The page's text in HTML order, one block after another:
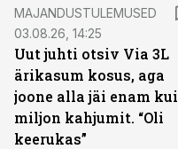
MAJANDUSTULEMUSED
03.08.26, 14:25
Uut juhti otsiv Via 3L
ärikasum kosus, aga
joone alla jäi enam kui
miljon kahjumit. “Oli
keerukas”